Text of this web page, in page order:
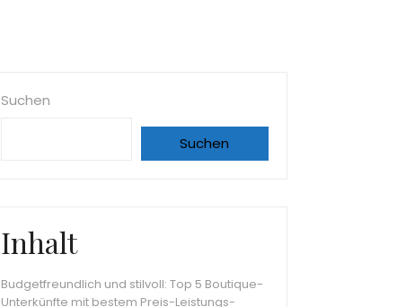
Suchen
Suchen
Inhalt
Budgetfreundlich und stilvoll: Top 5 Boutique-
Unterkünfte mit bestem Preis-Leistungs-